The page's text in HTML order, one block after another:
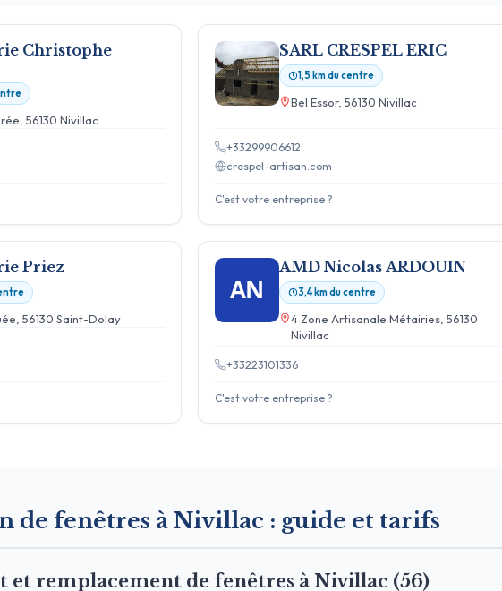
Christophe
56130 Nivillac
SARL CRESPEL ERIC
1,5 km du centre
Bel Essor, 56130 Nivillac
+33299906612
crespel-artisan.com
C'est votre entreprise ?
Priez
56130 Saint-Dolay
AN
AMD Nicolas ARDOUIN
3,4 km du centre
4 Zone Artisanale Métairies, 56130
Nivillac
+33223101336
C'est votre entreprise ?
de fenêtres à Nivillac : guide et tarifs
et remplacement de fenêtres à Nivillac (56)